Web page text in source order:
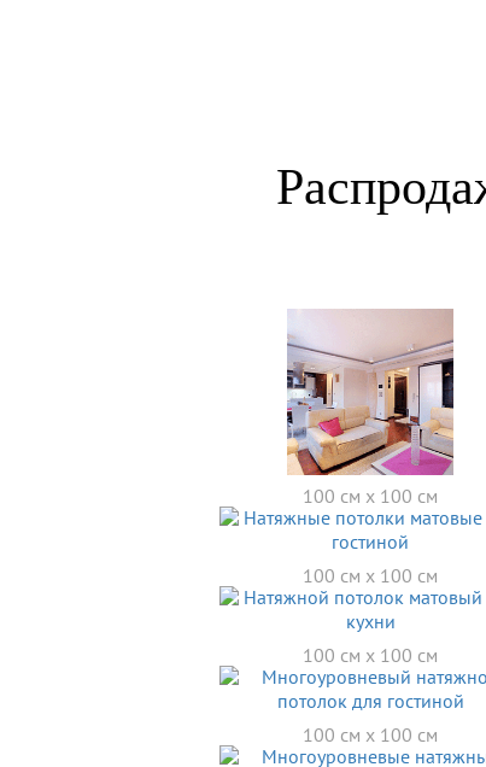
100 см x 100 см
100 см x 100 см
100 см x 100 см
100 см x 100 см